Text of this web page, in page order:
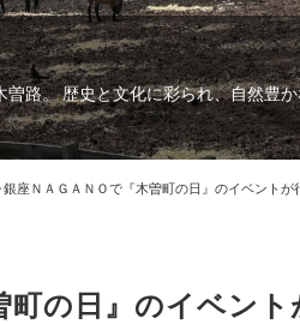
路。 歴史と文化に彩られ、自然豊
銀座ＮＡＧＡＮＯで『木曽町の日』のイベントが
町の日』のイベント